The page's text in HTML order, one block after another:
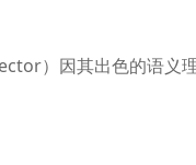
）因其出色的语义